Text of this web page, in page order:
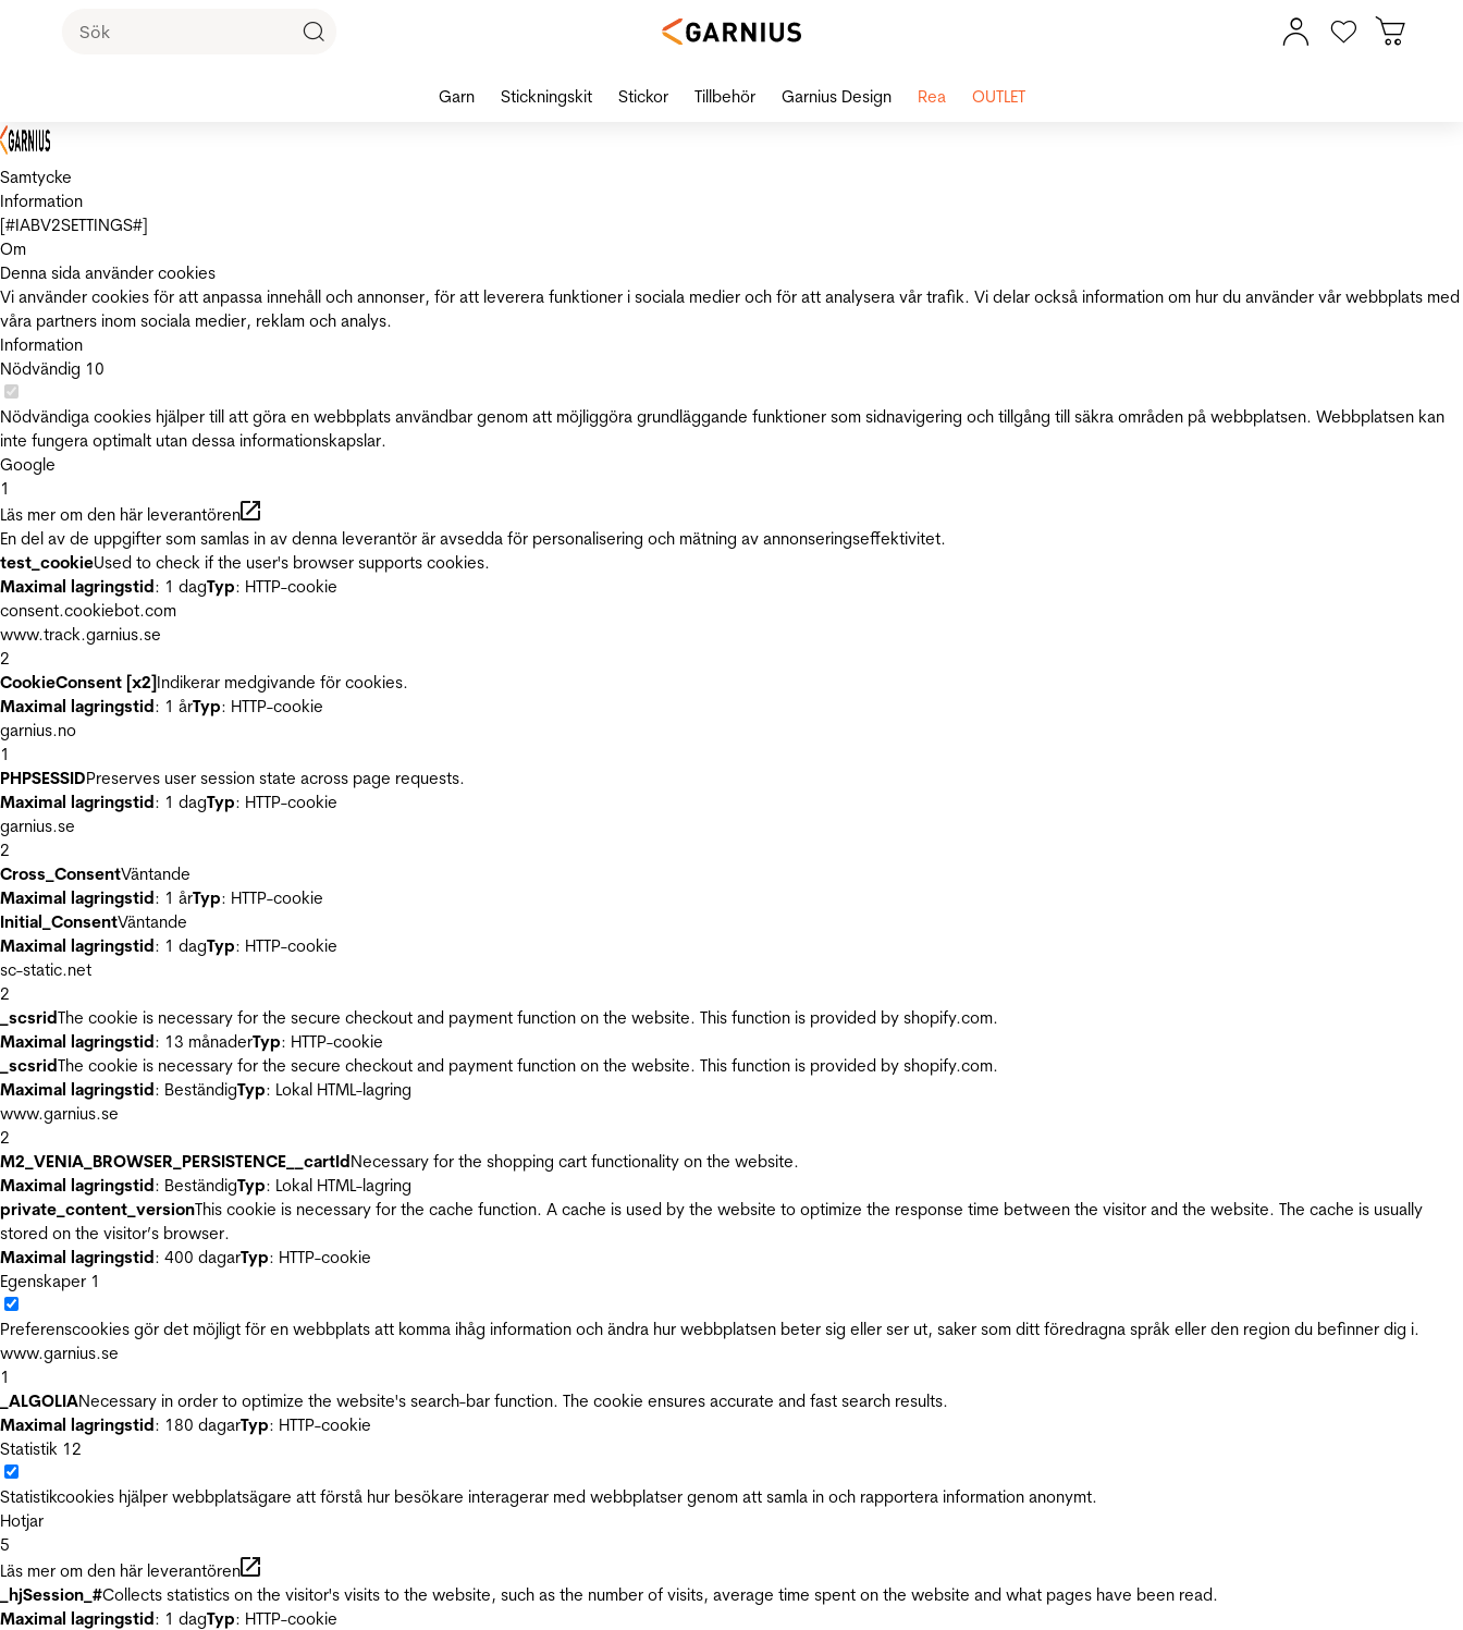
Samtycke
Information
[#IABV2SETTINGS#]
Om
Denna sida använder cookies
Vi använder cookies för att anpassa innehåll och annonser, för att leverera funktioner i sociala medier och för att analysera vår trafik. Vi delar också information om hur du använder vår webbplats med
våra partners inom sociala medier, reklam och analys.
Information
Nödvändig 10
Nödvändiga cookies hjälper till att göra en webbplats användbar genom att möjliggöra grundläggande funktioner som sidnavigering och tillgång till säkra områden på webbplatsen. Webbplatsen kan
inte fungera optimalt utan dessa informationskapslar.
Google
1
Läs mer om den här leverantören
En del av de uppgifter som samlas in av denna leverantör är avsedda för personalisering och mätning av annonseringseffektivitet.
test_cookieUsed to check if the user's browser supports cookies.
Maximal lagringstid: 1 dagTyp: HTTP-cookie
consent.cookiebot.com
www.track.garnius.se
2
CookieConsent [x2]Indikerar medgivande för cookies.
Maximal lagringstid: 1 årTyp: HTTP-cookie
garnius.no
1
PHPSESSIDPreserves user session state across page requests.
Maximal lagringstid: 1 dagTyp: HTTP-cookie
garnius.se
2
Cross_ConsentVäntande
Maximal lagringstid: 1 årTyp: HTTP-cookie
Initial_ConsentVäntande
Maximal lagringstid: 1 dagTyp: HTTP-cookie
sc-static.net
2
_scsridThe cookie is necessary for the secure checkout and payment function on the website. This function is provided by shopify.com.
Maximal lagringstid: 13 månaderTyp: HTTP-cookie
_scsridThe cookie is necessary for the secure checkout and payment function on the website. This function is provided by shopify.com.
Maximal lagringstid: BeständigTyp: Lokal HTML-lagring
www.garnius.se
2
M2_VENIA_BROWSER_PERSISTENCE__cartIdNecessary for the shopping cart functionality on the website.
Maximal lagringstid: BeständigTyp: Lokal HTML-lagring
private_content_versionThis cookie is necessary for the cache function. A cache is used by the website to optimize the response time between the visitor and the website. The cache is usually
stored on the visitor’s browser.
Maximal lagringstid: 400 dagarTyp: HTTP-cookie
Egenskaper 1
Preferenscookies gör det möjligt för en webbplats att komma ihåg information och ändra hur webbplatsen beter sig eller ser ut, saker som ditt föredragna språk eller den region du befinner dig i.
www.garnius.se
1
_ALGOLIANecessary in order to optimize the website's search-bar function. The cookie ensures accurate and fast search results.
Maximal lagringstid: 180 dagarTyp: HTTP-cookie
Statistik 12
Statistikcookies hjälper webbplatsägare att förstå hur besökare interagerar med webbplatser genom att samla in och rapportera information anonymt.
Hotjar
5
Läs mer om den här leverantören
_hjSession_#Collects statistics on the visitor's visits to the website, such as the number of visits, average time spent on the website and what pages have been read.
Maximal lagringstid: 1 dagTyp: HTTP-cookie
Garn Stickningskit Stickor Tillbehör Garnius Design Rea OUTLET